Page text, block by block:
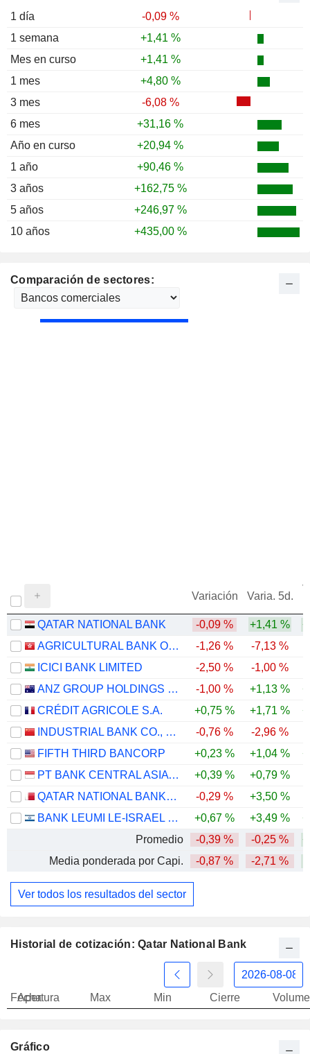
1 día
-0,09 %
1 semana
+1,41 %
Mes en curso
+1,41 %
1 mes
+4,80 %
3 mes
-6,08 %
6 mes
+31,16 %
Año en curso
+20,94 %
1 año
+90,46 %
3 años
+162,75 %
5 años
+246,97 %
10 años
+435,00 %
Comparación de sectores:
Variación Varia. 5d.
QATAR NATIONAL BANK -0,09 % +1,41 %
AGRICULTURAL BANK OF CHINA LIMITED
-1,26 % -7,13 %
ICICI BANK LIMITED
-2,50 % -1,00 %
ANZ GROUP HOLDINGS LIMITED
-1,00 % +1,13 %
CRÉDIT AGRICOLE S.A.
+0,75 % +1,71 %
INDUSTRIAL BANK CO., LTD.
-0,76 % -2,96 %
FIFTH THIRD BANCORP
+0,23 % +1,04 %
PT BANK CENTRAL ASIA TBK
+0,39 % +0,79 %
QATAR NATIONAL BANK (Q.P.S.C.)
-0,29 % +3,50 %
BANK LEUMI LE-ISRAEL B.M.
+0,67 % +3,49 %
Promedio
-0,39 % -0,25 %
Media ponderada por Capi.
-0,87 % -2,71 %
Ver todos los resultados del sector
Historial de cotización: Qatar National Bank
Fecha
Apertura Max Min Cierre
Gráfico